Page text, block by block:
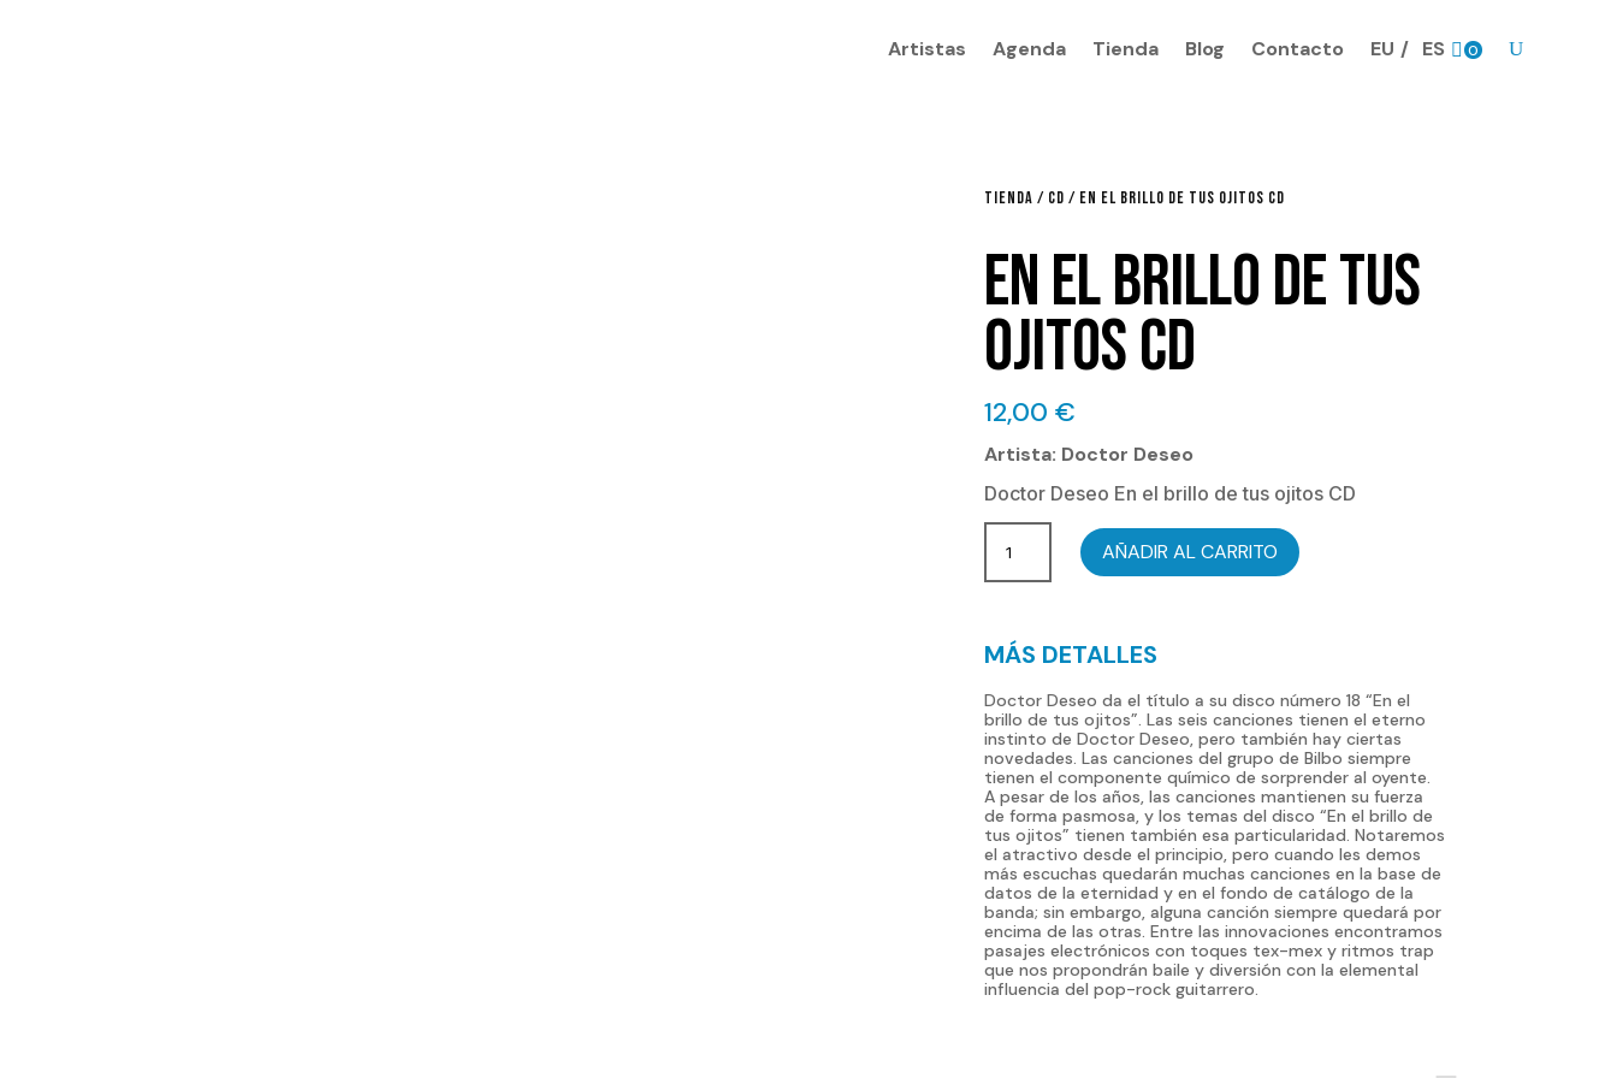
Artistas Agenda Tienda Blog Contacto EU ES
0
TIENDA / CD / EN EL BRILLO DE TUS OJITOS CD
EN EL BRILLO DE TUS
OJITOS CD
12,00€
Artista: Doctor Deseo
Doctor Deseo En el brillo de tus ojitos CD
tus
ojitos
CD
cantidad
AÑADIR AL CARRITO
MÁS DETALLES
Doctor Deseo da el título a su disco número 18 “En el
brillo de tus ojitos”. Las seis canciones tienen el eterno
instinto de Doctor Deseo, pero también hay ciertas
novedades. Las canciones del grupo de Bilbo siempre
tienen el componente químico de sorprender al oyente.
A pesar de los años, las canciones mantienen su fuerza
de forma pasmosa, y los temas del disco “En el brillo de
tus ojitos” tienen también esa particularidad. Notaremos
el atractivo desde el principio, pero cuando les demos
más escuchas quedarán muchas canciones en la base de
datos de la eternidad y en el fondo de catálogo de la
banda; sin embargo, alguna canción siempre quedará por
encima de las otras. Entre las innovaciones encontramos
pasajes electrónicos con toques tex-mex y ritmos trap
que nos propondrán baile y diversión con la elemental
influencia del pop-rock guitarrero.